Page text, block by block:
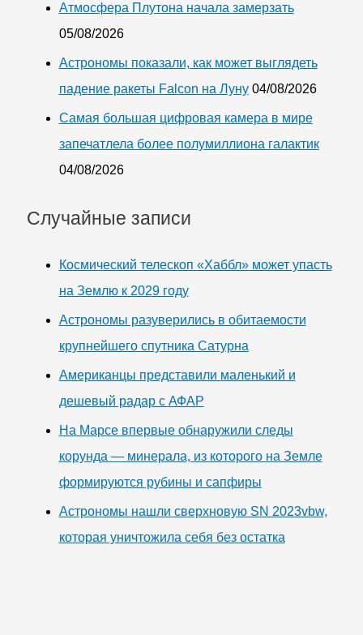
Атмосфера Плутона начала замерзать
05/08/2026
Астрономы показали, как может выглядеть
падение ракеты Falcon на Луну 04/08/2026
Самая большая цифровая камера в мире
запечатлела более полумиллиона галактик
04/08/2026
Случайные записи
Космический телескоп «Хаббл» может упасть
на Землю к 2029 году
Астрономы разуверились в обитаемости
крупнейшего спутника Сатурна
Американцы представили маленький и
дешевый радар с АФАР
На Марсе впервые обнаружили следы
корунда — минерала, из которого на Земле
формируются рубины и сапфиры
Астрономы нашли сверхновую SN 2023vbw,
которая уничтожила себя без остатка